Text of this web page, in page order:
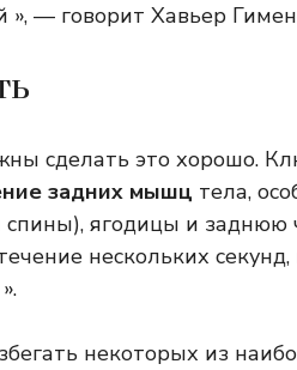
— говорит Хавьер
сделать это хорошо.
задних мышц тела,
ягодицы и заднюю
нескольких
некоторых из